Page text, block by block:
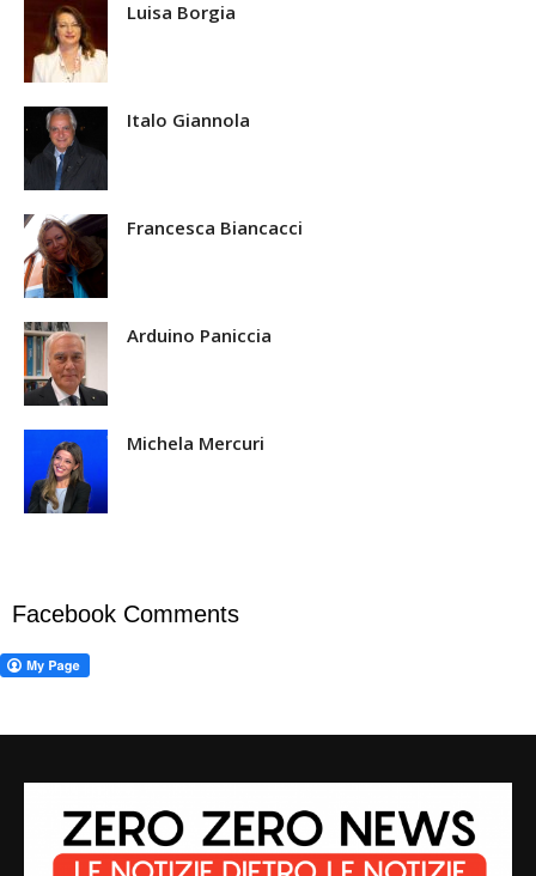
Luisa Borgia
Italo Giannola
Francesca Biancacci
Arduino Paniccia
Michela Mercuri
Facebook Comments